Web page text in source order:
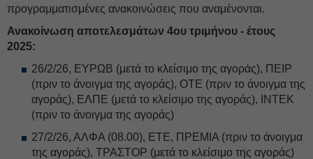
προγραμματισμένες ανακοινώσεις που αναμένονται.
Ανακοίνωση αποτελεσμάτων 4ου τριμήνου - έτους
2025:
26/2/26, ΕΥΡΩΒ (μετά το κλείσιμο της αγοράς), ΠΕΙΡ
(πριν το άνοιγμα της αγοράς), OTE (πριν το άνοιγμα της
αγοράς), ΕΛΠΕ (μετά το κλείσιμο της αγοράς), ΙΝΤΕΚ
(πριν το άνοιγμα της αγοράς)
27/2/26, ΑΛΦΑ (08.00), ΕΤΕ, ΠΡΕΜΙΑ (πριν το άνοιγμα
της αγοράς), ΤΡΑΣΤΟΡ (μετά το κλείσιμο της αγοράς)